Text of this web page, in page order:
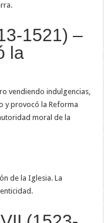
1521) –
la
vendiendo indulgencias,
y provocó la Reforma
moral de la
de la Iglesia. La